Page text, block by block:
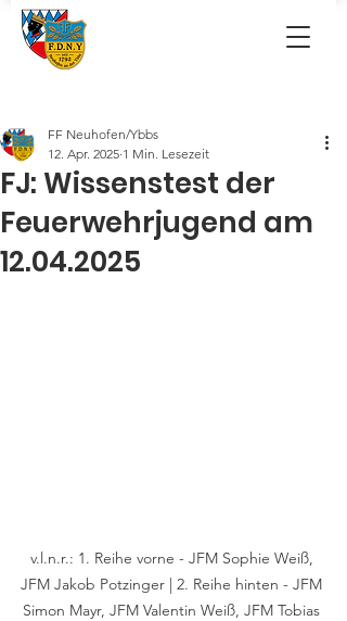
FJ: Wissenstest der
Feuerwehrjugend am
12.04.2025
FF Neuhofen/Ybbs
12. Apr. 2025 1 Min. Lesezeit
v.l.n.r.: 1. Reihe vorne - JFM Sophie Weiß,
JFM Jakob Potzinger | 2. Reihe hinten - JFM
Simon Mayr, JFM Valentin Weiß, JFM Tobias